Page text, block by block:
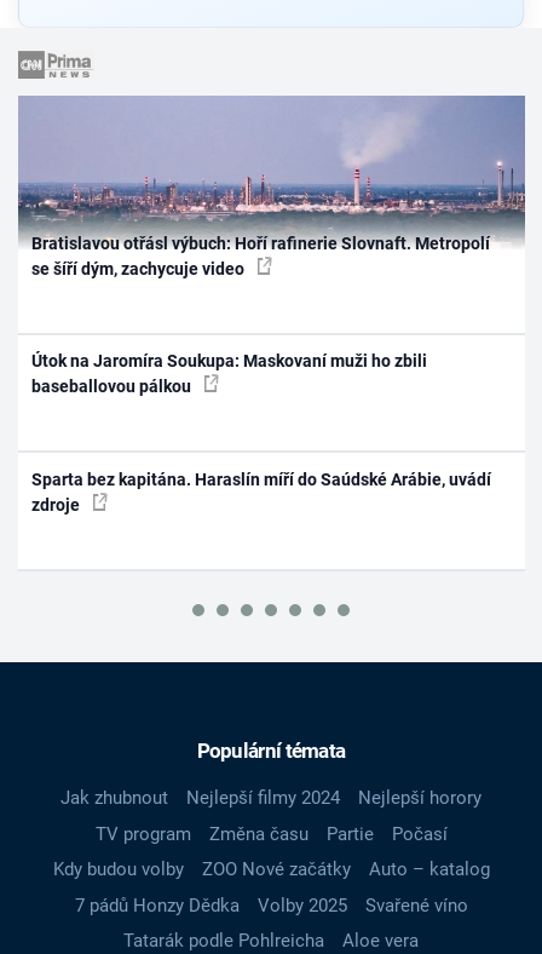
Bratislavou otřásl výbuch: Hoří rafinerie Slovnaft. Metropolí
se šíří dým, zachycuje video
Útok na Jaromíra Soukupa: Maskovaní muži ho zbili
baseballovou pálkou
Sparta bez kapitána. Haraslín míří do Saúdské Arábie, uvádí
zdroje
Populární témata
Jak zhubnout Nejlepší filmy 2024
Nejlepší horory
TV program
Změna času Partie
Počasí
Kdy budou volby
ZOO Nové začátky
Auto – katalog
7 pádů Honzy Dědka
Volby 2025
Svařené víno
Tatarák podle Pohlreicha
Aloe vera